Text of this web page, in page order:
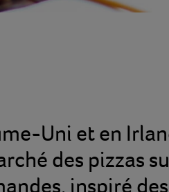
Uni et en
des pizzas
inspiré